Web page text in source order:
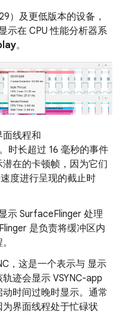
）及更低版本的设备，
示在 CPU 性能分析器系
。
面线程和
时长超过 16 毫秒的事件
在的卡顿帧，因为它们
度进行呈现的截止时
示 SurfaceFlinger 处理
是负责将缓冲区内
，这是一个表示与 显示
迹会显示 VSYNC-app
时间过晚时显示。通常
界面线程处于忙碌状